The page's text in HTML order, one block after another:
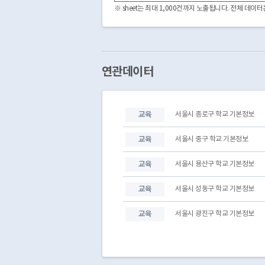
서울특별시교육청
동부교육지원청
서울특별시교육청
동부교육지원청
서울특별시교육청
동부교육지원청
서울특별시교육청
서울특별시교육청
동부교육지원청
서울특별시교육청
동부교육지원청
※ sheet는 최대 1,000건까지 노출됩니다. 전체 데이터
연관데이터
교육 서울시 종로구 학교 기본정보
교육 서울시 중구 학교 기본정보
교육 서울시 용산구 학교 기본정보
교육 서울시 성동구 학교 기본정보
교육 서울시 광진구 학교 기본정보